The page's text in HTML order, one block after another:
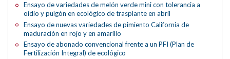
Ensayo de variedades de melón verde mini con tolerancia a
oídio y pulgón en ecológico de trasplante en abril
Ensayo de nuevas variedades de pimiento California de
maduración en rojo y en amarillo
Ensayo de abonado convencional frente a un PFI (Plan de
Fertilización Integral) de ecológico